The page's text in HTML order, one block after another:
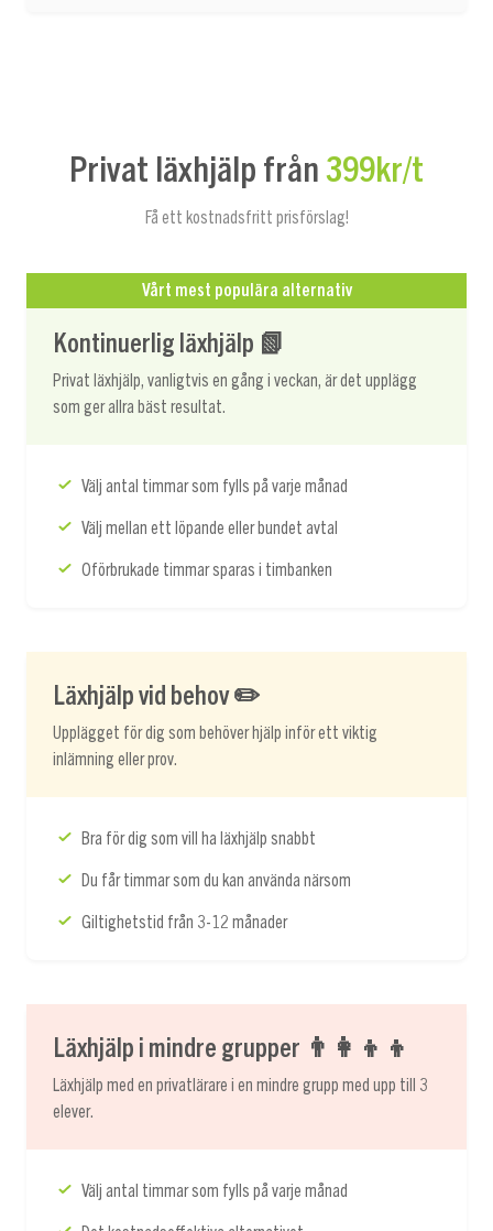
Privat läxhjälp från399kr/t
Få ett kostnadsfritt prisförslag!
Läxhjälp vid behov ✏️
Upplägget för dig som behöver hjälp inför ett viktig
inlämning eller prov.
Bra för dig som vill ha läxhjälp snabbt
Du får timmar som du kan använda närsom
Giltighetstid från 3-12 månader
Vårt mest populära alternativ
Kontinuerlig läxhjälp 📗
Privat läxhjälp, vanligtvis en gång i veckan, är det upplägg
som ger allra bäst resultat.
Välj antal timmar som fylls på varje månad
Välj mellan ett löpande eller bundet avtal
Oförbrukade timmar sparas i timbanken
Läxhjälp i mindre grupper 👨‍👩‍👦‍👦
Läxhjälp med en privatlärare i en mindre grupp med upp till 3
elever.
Välj antal timmar som fylls på varje månad